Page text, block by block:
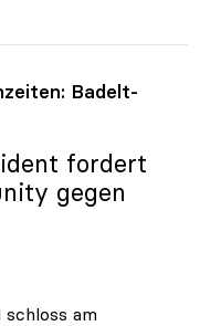
MORE-Initiative
Badelt-
fordert
gegen
am